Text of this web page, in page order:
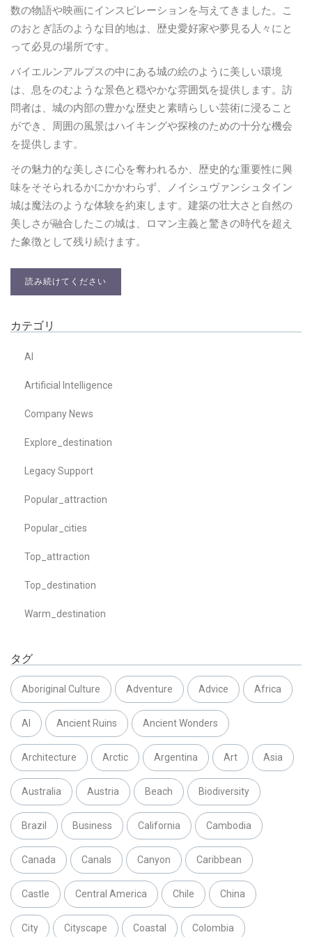
数の物語や映画にインスピレーションを与えてきました。こ
のおとぎ話のような目的地は、歴史愛好家や夢見る人々にと
って必見の場所です。
バイエルンアルプスの中にある城の絵のように美しい環境
は、息をのむような景色と穏やかな雰囲気を提供します。訪
問者は、城の内部の豊かな歴史と素晴らしい芸術に浸ること
ができ、周囲の風景はハイキングや探検のための十分な機会
を提供します。
その魅力的な美しさに心を奪われるか、歴史的な重要性に興
味をそそられるかにかかわらず、ノイシュヴァンシュタイン
城は魔法のような体験を約束します。建築の壮大さと自然の
美しさが融合したこの城は、ロマン主義と驚きの時代を超え
た象徴として残り続けます。
読み続けてください
カテゴリ
AI
Artificial Intelligence
Company News
Explore_destination
Legacy Support
Popular_attraction
Popular_cities
Top_attraction
Top_destination
Warm_destination
タグ
Aboriginal Culture Adventure Advice Africa
AI Ancient Ruins Ancient Wonders
Architecture Arctic Argentina Art Asia
Australia Austria Beach Biodiversity
Brazil Business California Cambodia
Canada Canals Canyon Caribbean
Castle Central America Chile China
City Cityscape Coastal Colombia